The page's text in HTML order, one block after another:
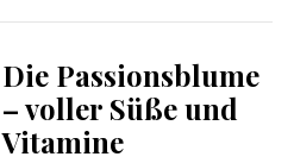
Die Passionsblume
– voller Süße und
Vitamine